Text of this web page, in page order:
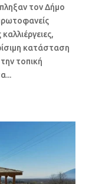
τον Δήμο
κατάσταση
τοπική